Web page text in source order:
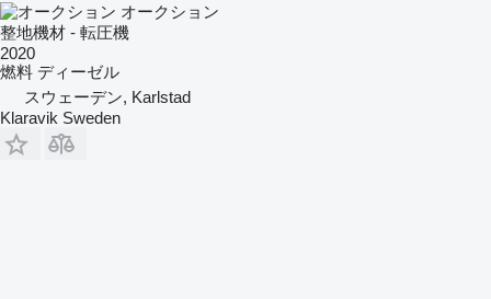
オークション
整地機材 - 転圧機
2020
燃料 ディーゼル
スウェーデン, Karlstad
Klaravik Sweden